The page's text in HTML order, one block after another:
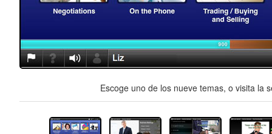
Escoge uno de los nueve temas, o visita la